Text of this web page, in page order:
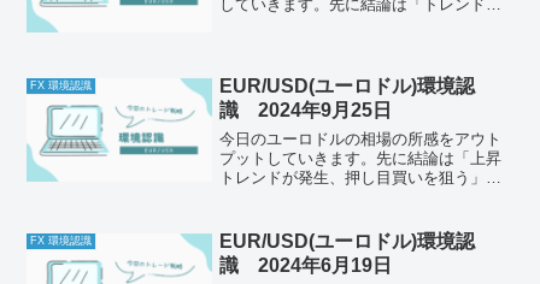
していきます。先に結論は「トレンド転
に確認してくださ...
FX 環境認識
EUR/USD(ユーロドル)環境認
識 2024年9月25日
今日のユーロドルの相場の所感をアウト
プットしていきます。先に結論は「上昇
トレンドが発生、押し目買いを狙う」そ
い。今日の体調はどうか今日もとくに懸
念点はなし。メンタルは安...
FX 環境認識
EUR/USD(ユーロドル)環境認
識 2024年6月19日